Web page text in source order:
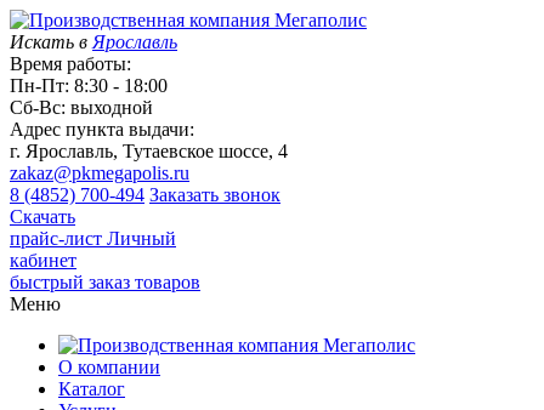
Искать в Ярославль
Время работы:
Пн-Пт: 8:30 - 18:00
Сб-Вс: выходной
Адрес пункта выдачи:
г. Ярославль, Тутаевское шоссе, 4
zakaz@pkmegapolis.ru
8 (4852) 700-494 Заказать звонок
Скачать
прайс-лист Личный
кабинет
быстрый заказ товаров
Меню
О компании
Каталог